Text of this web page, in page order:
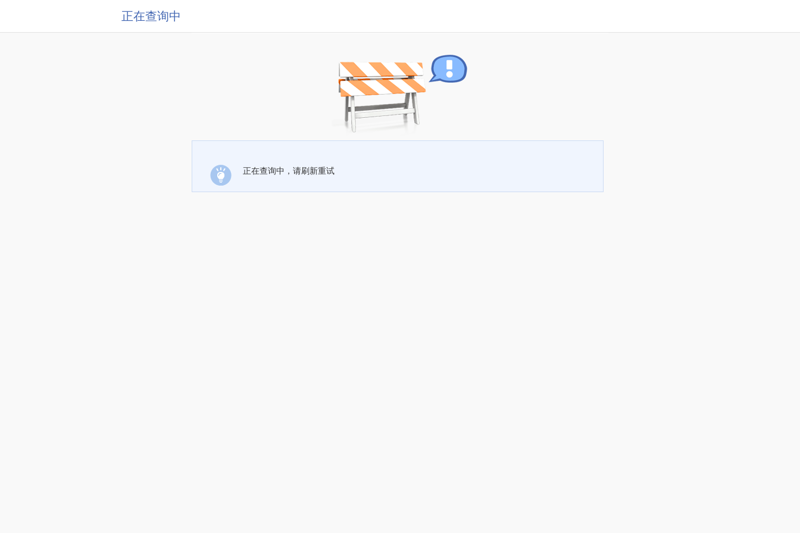
正在查询中
正在查询中，请刷新重试